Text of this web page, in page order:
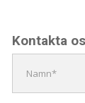
Kontakta